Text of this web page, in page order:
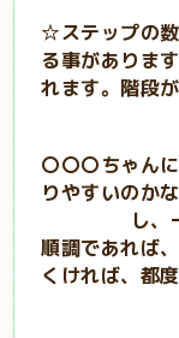
☆ステップの
る事がありま
れます。階段
〇〇〇ちゃん
りやすいのか
し、
順調であれば
くければ、都